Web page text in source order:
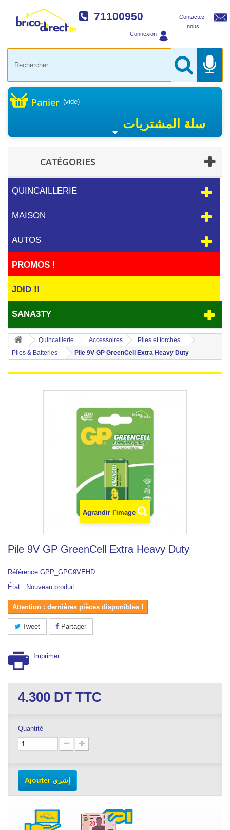
Contactez-
nous
71100950
Connexion
Panier (vide)
سلة المشتريات
CATÉGORIES
QUINCAILLERIE
MAISON
AUTOS
PROMOS !
JDID !!
SANA3TY
Quincaillerie Accessoires
Piles et torches
Piles & Batteries
Pile 9V GP GreenCell Extra Heavy Duty
Agrandir l'image
Pile 9V GP GreenCell Extra Heavy Duty
Référence GPP_GPG9VEHD
État : Nouveau produit
Attention : dernières pièces disponibles !
Tweet Partager
Imprimer
4.300 DT TTC
Quantité
Ajouter إشري